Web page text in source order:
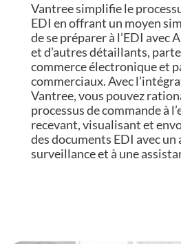
Vantree simplifie le
EDI en offrant un moyen
de se préparer à l’EDI avec
et d’autres détaillants,
commerce électronique et
commerciaux. Avec
Vantree, vous pouvez
processus de commande à
recevant, visualisant et
des documents EDI avec un
surveillance et à une